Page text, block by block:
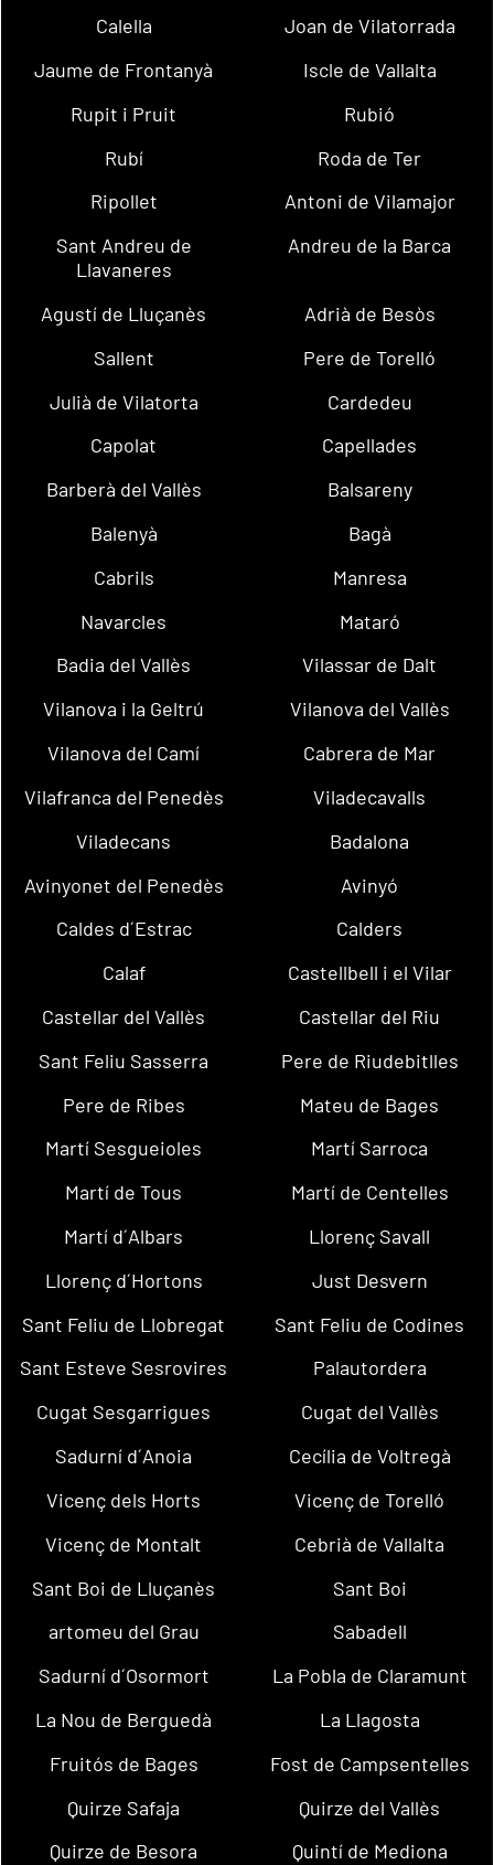
Calella
Joan de Vilatorrada
Jaume de Frontanyà
Iscle de Vallalta
Rupit i Pruit
Rubió
Rubí
Roda de Ter
Ripollet
Antoni de Vilamajor
Sant Andreu de
Llavaneres
Andreu de la Barca
Agustí de Lluçanès
Adrià de Besòs
Sallent
Pere de Torelló
Julià de Vilatorta
Cardedeu
Capolat
Capellades
Barberà del Vallès
Balsareny
Balenyà
Bagà
Cabrils
Manresa
Navarcles
Mataró
Badia del Vallès
Vilassar de Dalt
Vilanova i la Geltrú
Vilanova del Vallès
Vilanova del Camí
Cabrera de Mar
Vilafranca del Penedès
Viladecavalls
Viladecans
Badalona
Avinyonet del Penedès
Avinyó
Caldes d´Estrac
Calders
Calaf
Castellbell i el Vilar
Castellar del Vallès
Castellar del Riu
Sant Feliu Sasserra
Pere de Riudebitlles
Pere de Ribes
Mateu de Bages
Martí Sesgueioles
Martí Sarroca
Martí de Tous
Martí de Centelles
Martí d´Albars
Llorenç Savall
Llorenç d´Hortons
Just Desvern
Sant Feliu de Llobregat
Sant Feliu de Codines
Sant Esteve Sesrovires
Palautordera
Cugat Sesgarrigues
Cugat del Vallès
Sadurní d´Anoia
Cecília de Voltregà
Vicenç dels Horts
Vicenç de Torelló
Vicenç de Montalt
Cebrià de Vallalta
Sant Boi de Lluçanès
Sant Boi
artomeu del Grau
Sabadell
Sadurní d´Osormort
La Pobla de Claramunt
La Nou de Berguedà
La Llagosta
Fruitós de Bages
Fost de Campsentelles
Quirze Safaja
Quirze del Vallès
Quirze de Besora
Quintí de Mediona